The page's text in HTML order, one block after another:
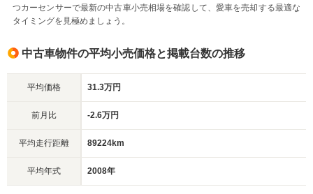
つカーセンサーで最新の中古車小売相場を確認して、愛車を売却する最適な
タイミングを見極めましょう。
中古車物件の平均小売価格と掲載台数の推移
平均価格 31.3万円
前月比 -2.6万円
平均走行距離 89224km
平均年式 2008年